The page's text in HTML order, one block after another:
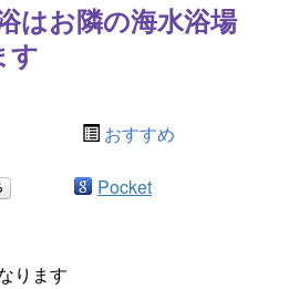
はお隣の海水浴場
す
おすすめ
Pocket
ります